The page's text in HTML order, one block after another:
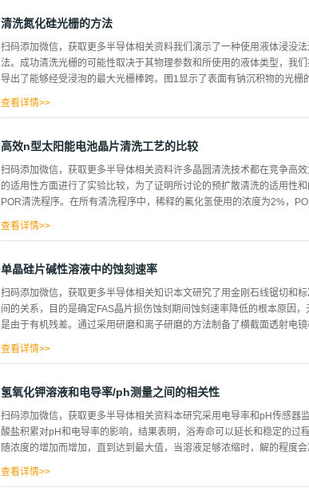
在，在纹理化100nm的a-Si：H后用牛津等离子体设备将其沉积在每个
面，未进行预处理(图3a)，存在一些局部不均匀的区域，主要是由于浆
伤层，减少了不均匀性的数量(图3b)，不含IPA的浓缩加热氢氧化钾溶
段，导致了纹理化后硅表面的不均匀性的增加(图3c)，这可能是由于有
部硅蚀刻速率，从而导致纹理形成后的不均匀性(图4b)，其中小金字塔沿
清洗氮化硅光栅的方法
扫码添加微信，获取更多半导体相关资料我们演示了一种使用液体浸没
法。成功清洗光栅的可能性取决于其物理参数和所使用的液体类型，我
导出了能够经受浸泡的最大光栅棒跨。图1显示了表面有钠沉积物的光栅
格栅，让其干燥，这样格栅暴露在水中，但从未暴露在水-空气边界，
膜。为了检查透射特性仍然完好无损，在扫描电镜中使用相同程序清洗
千电子伏的电子波。 图3虽然这些试验都很成功，但也有光栅被水浸损
镜图像，而右侧图像是未成功浸入水中的光栅。格栅条聚集在一起，可
确定哪些光栅可能在液体中浸泡后仍然存在，我们对光栅清洗过程的机
查看详情>>
高效n型太阳能电池晶片清洗工艺的比较
扫码添加微信，获取更多半导体相关资料许多晶圆清洗技术都在竞争高
的适用性方面进行了实验比较，为了证明所讨论的预扩散清洗的适用性
POR清洗程序。在所有清洗程序中，稀释的氟化氢使用的浓度为2%，
使用的氟化氢浓度低于0.5%，使用臭氧发生器产生臭氧，并通过臭氧
清洗效率如图所示2，显示清洗前后的金属表面浓度，不同元素的定量
铁（线锯切过程中的残留物），所有的清洗都显著降低了这些浓度，而
到与POR相似的低水平。为了检查在大规模生产时是否仍然如此，运行
初始碱性蚀刻步骤之后和第...
查看详情>>
单晶硅片碱性溶液中的蚀刻速率
扫码添加微信，获取更多半导体相关知识本文研究了用金刚石线锯切和
间的关系，目的是确定FAS晶片损伤蚀刻期间蚀刻速率降低的根本原因
是由于有机残差。通过采用研磨和离子研磨的方法制备了横截面透射电
镜(AFM)对其表面结构进行了研究。 图2图2显示了在75°C下不同浓度
同浓度氢氧化钾下FAS切割晶片的厚度减少和表面反射率随蚀刻时间的
为，由于表面上不存在微裂纹，因此表面反射率的初始降低并不那么明
FAS切割晶片在初始时间为5-10分钟内的蚀刻率较低，这在另外图中得
液和FAS切割晶片的厚度减少图，对于超过大约...
查看详情>>
氢氧化钾溶液和电导率/ph测量之间的相关性
扫码添加微信，获取更多半导体相关资料本研究采用电导率和pH传感器
酸盐积累对pH和电导率的影响，结果表明，浴寿命可以延长和稳定的过
随浓度的增加而增加，直到达到最大值，当溶液足够浓缩时，解的程度
查看详情>>